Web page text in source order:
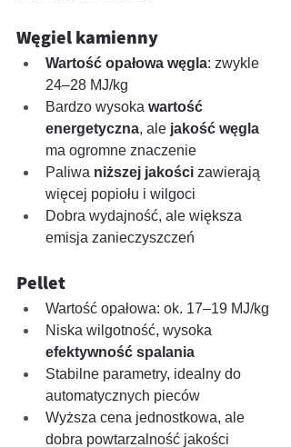
Węgiel kamienny
Wartość opałowa węgla: zwykle
24–28 MJ/kg
Bardzo wysoka wartość
energetyczna, ale jakość węgla
ma ogromne znaczenie
Paliwa niższej jakości zawierają
więcej popiołu i wilgoci
Dobra wydajność, ale większa
emisja zanieczyszczeń
Pellet
Wartość opałowa: ok. 17–19 MJ/kg
Niska wilgotność, wysoka
efektywność spalania
Stabilne parametry, idealny do
automatycznych pieców
Wyższa cena jednostkowa, ale
dobra powtarzalność jakości